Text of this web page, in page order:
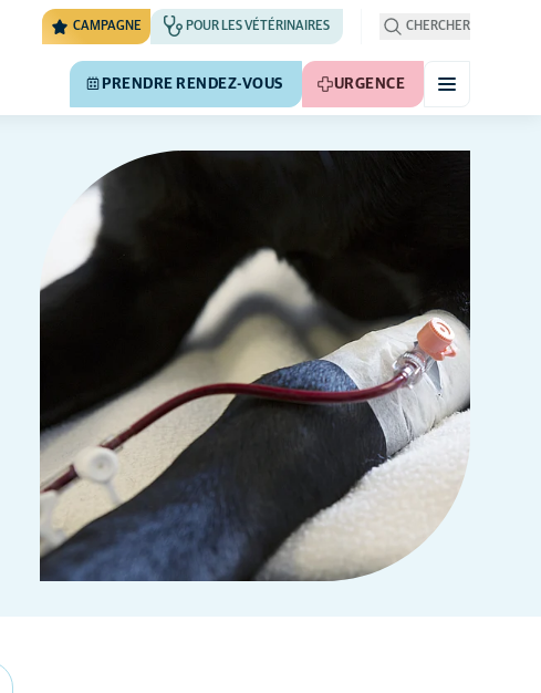
CAMPAGNE POUR LES VÉTÉRINAIRES CHERCHER
PRENDRE RENDEZ-VOUS URGENCE